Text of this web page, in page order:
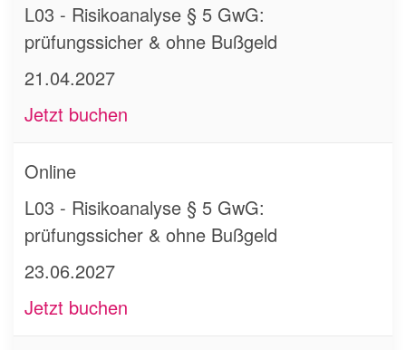
L03 - Risikoanalyse § 5 GwG:
prüfungssicher & ohne Bußgeld
21.04.2027
Jetzt buchen
Online
L03 - Risikoanalyse § 5 GwG:
prüfungssicher & ohne Bußgeld
23.06.2027
Jetzt buchen